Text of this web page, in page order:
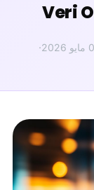
Veri
·